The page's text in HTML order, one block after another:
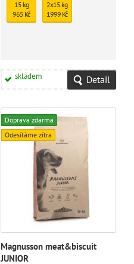
15 kg
965 Kč
2x15 kg
1999 Kč
skladem Detail
Doprava zdarma
Odesíláme zítra
Magnusson meat&biscuit
JUNIOR